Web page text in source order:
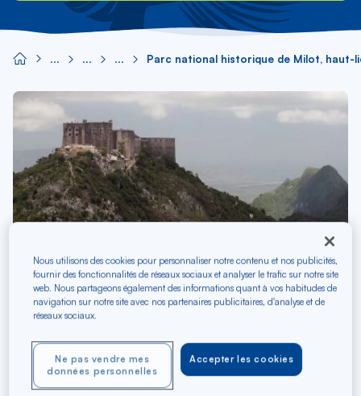
Parc national historique de Milot, haut-
Image
principale
26/03/2019
Parc national historique
de Milot, haut-lieu de
Nous utilisons des cookies pour personnaliser notre contenu et nos publicités,
fournir des fonctionnalités de réseaux sociaux et analyser le trafic sur notre site
web. Nous partageons également des informations quant à vos habitudes de
navigation sur notre site avec nos partenaires publicitaires, d'analyse et de
réseaux sociaux.
Accepter les cookies
Ne pas vendre mes
données personnelles